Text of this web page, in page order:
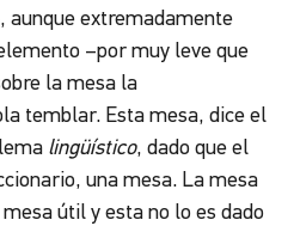
aunque extremadamente
–por muy leve que
la mesa la
temblar. Esta mesa, dice el
lingüístico, dado que el
una mesa. La mesa
útil y esta no lo es dado